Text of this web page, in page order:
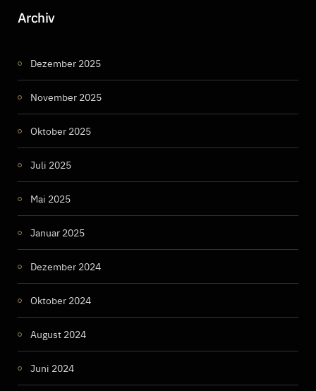
Archiv
Dezember 2025
November 2025
Oktober 2025
Juli 2025
Mai 2025
Januar 2025
Dezember 2024
Oktober 2024
August 2024
Juni 2024